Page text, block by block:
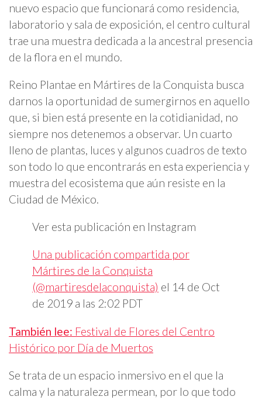
nuevo espacio que funcionará como residencia,
laboratorio y sala de exposición, el centro cultural
trae una muestra dedicada a la ancestral presencia
de la flora en el mundo.
Reino Plantae en Mártires de la Conquista busca
darnos la oportunidad de sumergirnos en aquello
que, si bien está presente en la cotidianidad, no
siempre nos detenemos a observar. Un cuarto
lleno de plantas, luces y algunos cuadros de texto
son todo lo que encontrarás en esta experiencia y
muestra del ecosistema que aún resiste en la
Ciudad de México.
Ver esta publicación en Instagram
Una publicación compartida por
Mártires de la Conquista
(@martiresdelaconquista) el 14 de Oct
de 2019 a las 2:02 PDT
También lee: Festival de Flores del Centro
Histórico por Día de Muertos
Se trata de un espacio inmersivo en el que la
calma y la naturaleza permean, por lo que todo